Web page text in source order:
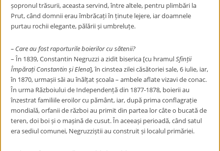
șopronul trăsurii, aceasta servind, între altele, pentru plimbări la
Prut, când domnii erau îmbrăcați în ținute lejere, iar doamnele
purtau rochii elegante, pălării și umbreluțe.
– Care au fost raporturile boierilor cu sătenii?
– În 1839, Constantin Negruzzi a zidit biserica [cu hramulSfinții
Împărați Constantin și Elena], în cinstea zilei căsătoriei sale, 6 iulie, iar,
în 1870, urmașii săi au înălțat școala – ambele aflate vizavi de conac.
În urma Războiului de Independență din 1877-1878, boierii au
înzestrat familiile eroilor cu pământ, iar, după prima conflagrație
mondială, orfanii de război au primit din partea lor câte o bucată de
teren, doi boi și o mașină de cusut. În aceeași perioadă, când satul
era sediul comunei, Negruzziștii au construit și localul primăriei.